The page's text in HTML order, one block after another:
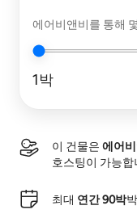
에어비앤비를 통해
1박
이 건물은 에어
호스팅이 가능합
최대 연간 90박